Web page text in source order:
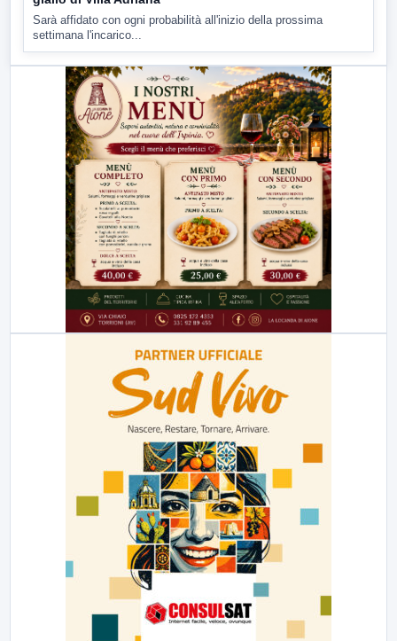
Sarà affidato con ogni probabilità all'inizio della prossima
settimana l'incarico...